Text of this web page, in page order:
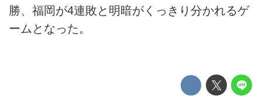
勝、福岡が4連敗と明暗がくっきり分かれるゲ
ームとなった。